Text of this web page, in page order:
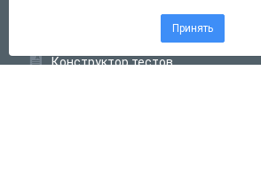
Конструктор тестов
Принять